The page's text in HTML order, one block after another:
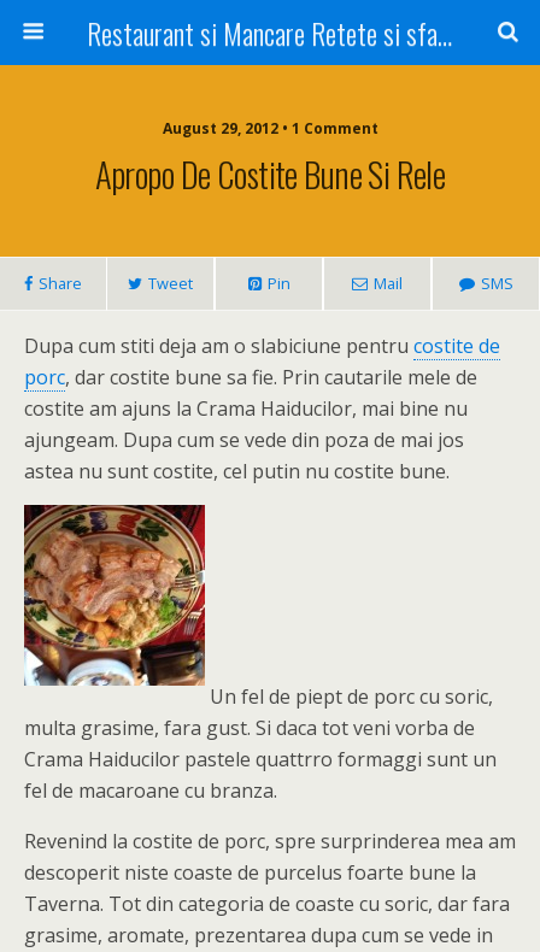
Restaurant si Mancare Retete si sfaturi Picant bun si rapid
August 29, 2012 • 1 Comment
Apropo De Costite Bune Si Rele
Share Tweet Pin Mail SMS
Dupa cum stiti deja am o slabiciune pentru costite de
porc, dar costite bune sa fie. Prin cautarile mele de
costite am ajuns la Crama Haiducilor, mai bine nu
ajungeam. Dupa cum se vede din poza de mai jos
astea nu sunt costite, cel putin nu costite bune.
Un fel de piept de porc cu soric,
multa grasime, fara gust. Si daca tot veni vorba de
Crama Haiducilor pastele quattrro formaggi sunt un
fel de macaroane cu branza.
Revenind la costite de porc, spre surprinderea mea am
descoperit niste coaste de purcelus foarte bune la
Taverna. Tot din categoria de coaste cu soric, dar fara
grasime, aromate, prezentarea dupa cum se vede in